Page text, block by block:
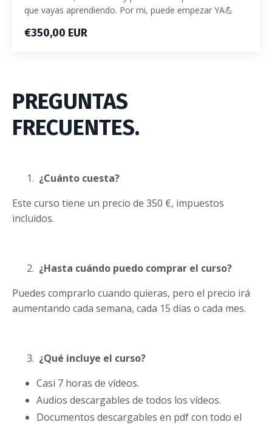
que vayas aprendiendo. Por mi, puede empezar YA💪
€350,00 EUR
PREGUNTAS
FRECUENTES.
¿Cuánto cuesta?
Este curso tiene un precio de 350 €, impuestos
incluidos.
¿Hasta cuándo puedo comprar el curso?
Puedes comprarlo cuando quieras, pero el precio irá
aumentando cada semana, cada 15 días o cada mes.
¿Qué incluye el curso?
Casi 7 horas de vídeos.
Audios descargables de todos los vídeos.
Documentos descargables en pdf con todo el